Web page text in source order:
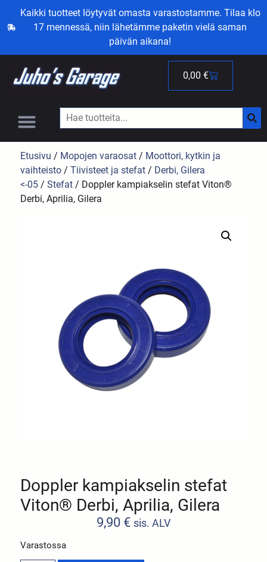
Kaikki tuotteet löytyvät omasta varastostamme. Tilaa klo
17 mennessä, niin lähetämme paketin vielä saman
päivän aikana!
0,00 €
Etusivu / Mopojen varaosat / Moottori, kytkin ja
vaihteisto /Tiivisteet ja stefat / Derbi, Gilera
<-05 /Stefat / Doppler kampiakselin stefat Viton®
Derbi, Aprilia, Gilera
Doppler kampiakselin stefat
Viton® Derbi, Aprilia, Gilera
9,90 € sis. ALV
Varastossa